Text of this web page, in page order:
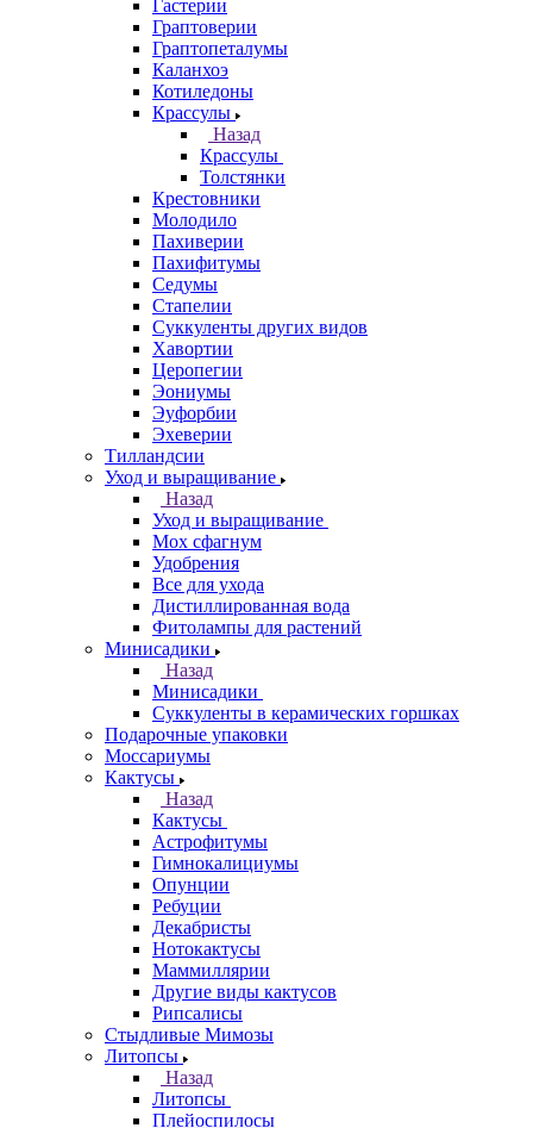
Гастерии
Граптоверии
Граптопеталумы
Каланхоэ
Котиледоны
Крассулы
Назад
Крассулы
Толстянки
Крестовники
Молодило
Пахиверии
Пахифитумы
Седумы
Стапелии
Суккуленты других видов
Хавортии
Церопегии
Эониумы
Эуфорбии
Эхеверии
Тилландсии
Уход и выращивание
Назад
Уход и выращивание
Мох сфагнум
Удобрения
Все для ухода
Дистиллированная вода
Фитолампы для растений
Минисадики
Назад
Минисадики
Суккуленты в керамических горшках
Подарочные упаковки
Моссариумы
Кактусы
Назад
Кактусы
Астрофитумы
Гимнокалициумы
Опунции
Ребуции
Декабристы
Нотокактусы
Маммиллярии
Другие виды кактусов
Рипсалисы
Стыдливые Мимозы
Литопсы
Назад
Литопсы
Плейоспилосы